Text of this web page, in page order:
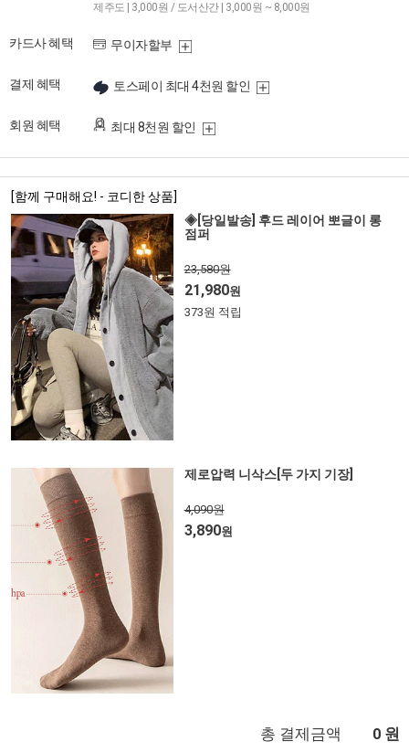
제주도 | 3,000원 / 도서산간 | 3,000원 ~ 8,000원
카드사 혜택 무이자할부
결제 혜택 토스페이 최대 4천원 할인
회원 혜택 최대 8천원 할인
[함께 구매해요! - 코디한 상품]
◈[당일발송] 후드 레이어 뽀글이 롱
점퍼
23,580원
21,980원
373원 적립
제로압력 니삭스[두 가지 기장]
4,090원
3,890원
총 결제금액 0 원